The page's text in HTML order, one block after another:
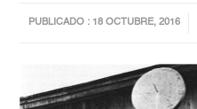
PUBLICADO : 18 OCTUBRE, 2016